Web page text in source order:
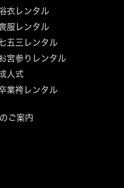
衣レンタル
服レンタル
五三レンタル
宮参りレンタル
人式
業袴レンタル
ご案内